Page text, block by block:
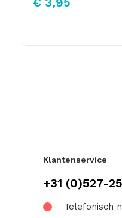
Klantenservice
+31 (0)527-
Telefonisch